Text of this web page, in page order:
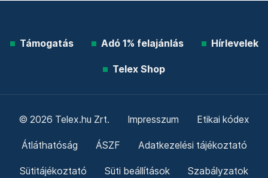
Támogatás Adó 1% felajánlás Hírlevelek
Telex Shop
© 2026 Telex.hu Zrt. Impresszum Etikai kódex
Átláthatóság ÁSZF Adatkezelési tájékoztató
Sütitájékoztató Süti beállítások Szabályzatok